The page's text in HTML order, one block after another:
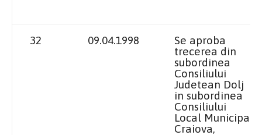
32 09.04.1998
Se aproba
trecerea din
subordinea
Consiliului
Judetean Dolj
in subordinea
Consiliului
Local Municipal
Craiova,